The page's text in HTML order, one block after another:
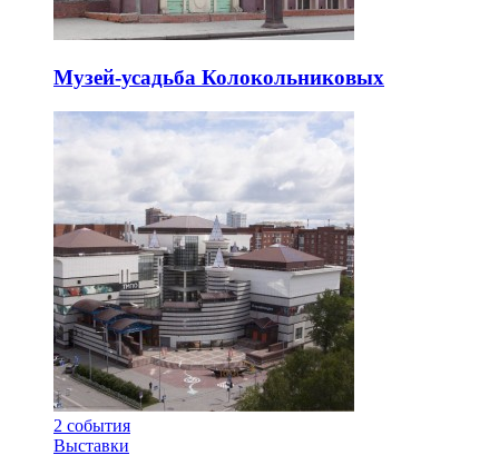
Музей-усадьба Колокольниковых
2 события
Выставки